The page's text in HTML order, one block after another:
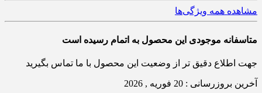
مشاهده همه ویژگی‌ها
متاسفانه موجودی این محصول به اتمام رسیده است
جهت اطلاع دقیق تر از وضعیت این محصول با ما تماس بگیرید
آخرین بروزرسانی : 20 فوریه , 2026